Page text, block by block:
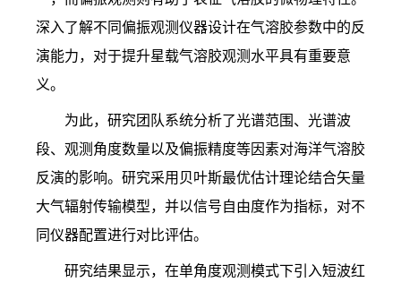
深入了解不同偏振观测仪器设计在气溶胶参数中的反
演能力，对于提升星载气溶胶观测水平具有重要意
义。
为此，研究团队系统分析了光谱范围、光谱波
段、观测角度数量以及偏振精度等因素对海洋气溶胶
反演的影响。研究采用贝叶斯最优估计理论结合矢量
大气辐射传输模型，并以信号自由度作为指标，对不
同仪器配置进行对比评估。
研究结果显示，在单角度观测模式下引入短波红